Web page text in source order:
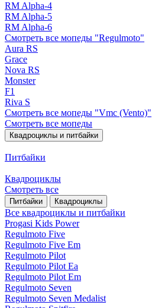
RM Alpha-4
RM Alpha-5
RM Alpha-6
Смотреть все мопеды "Regulmoto"
Aura RS
Grace
Nova RS
Monster
F1
Riva S
Смотреть все мопеды "Vmc (Vento)"
Смотреть все мопеды
Квадроциклы и питбайки
Питбайки
Квадроциклы
Смотреть все
Питбайки Квадроциклы
Все квадроциклы и питбайки
Progasi Kids Power
Regulmoto Five
Regulmoto Five Em
Regulmoto Pilot
Regulmoto Pilot Ea
Regulmoto Pilot Em
Regulmoto Seven
Regulmoto Seven Medalist